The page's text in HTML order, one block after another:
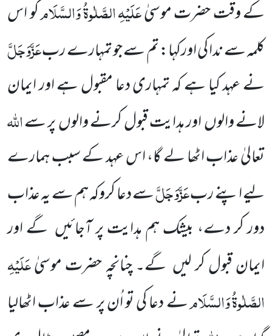
کے وقت حضرت موسیٰعَلَیْہِالصَّلٰوۃُوَالسَّلَامکو اس
کلمہ سے ندا کی اورکہا: تم سے جو تمہارے ربعَزَّوَجَلَّ
نے عہد کیا ہے کہ تمہاری دعا مقبول ہے اور ایمان
لانے والوںاور ہدایت قبول کرنے والوںپر سےاللہ
تعالیٰ عذاب اٹھا لے گا، اس عہد کے سبب ہمارے
لیے اپنے ربعَزَّوَجَلَّسے دعا کروکہ ہم سے یہ عذاب
دور کر دے، بیشک ہم ہدایت پر آجائیں گے اور
ایمان قبول کر لیں گے۔ چنانچہحضرت موسیٰعَلَیْہِ
الصَّلٰوۃُوَالسَّلَامنے دعا کی تو اُن پر سے عذاب اٹھالیا